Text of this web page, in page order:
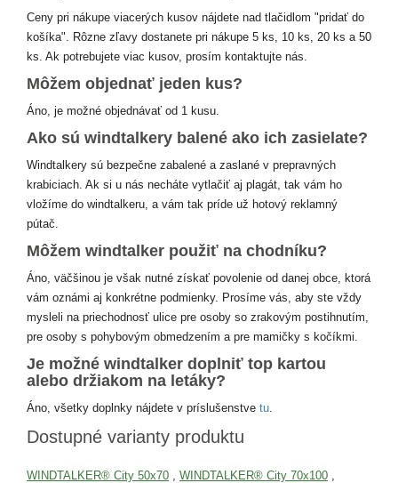
Ceny pri nákupe viacerých kusov nájdete nad tlačidlom "pridať do
košíka". Rôzne zľavy dostanete pri nákupe 5 ks, 10 ks, 20 ks a 50
ks. Ak potrebujete viac kusov, prosím kontaktujte nás.
Môžem objednať jeden kus?
Áno, je možné objednávať od 1 kusu.
Ako sú windtalkery balené ako ich zasielate?
Windtalkery sú bezpečne zabalené a zaslané v prepravných
krabiciach. Ak si u nás necháte vytlačiť aj plagát, tak vám ho
vložíme do windtalkeru, a vám tak príde už hotový reklamný
pútač.
Môžem windtalker použiť na chodníku?
Áno, väčšinou je však nutné získať povolenie od danej obce, ktorá
vám oznámi aj konkrétne podmienky. Prosíme vás, aby ste vždy
mysleli na priechodnosť ulice pre osoby so zrakovým postihnutím,
pre osoby s pohybovým obmedzením a pre mamičky s kočíkmi.
Je možné windtalker doplniť top kartou
alebo držiakom na letáky?
Áno, všetky doplnky nájdete v príslušenstve tu.
Dostupné varianty produktu
WINDTALKER® City 50x70 , WINDTALKER® City 70x100 ,